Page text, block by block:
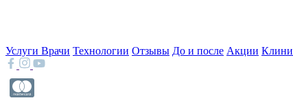
Услуги Врачи Технологии Отзывы До и после Акции